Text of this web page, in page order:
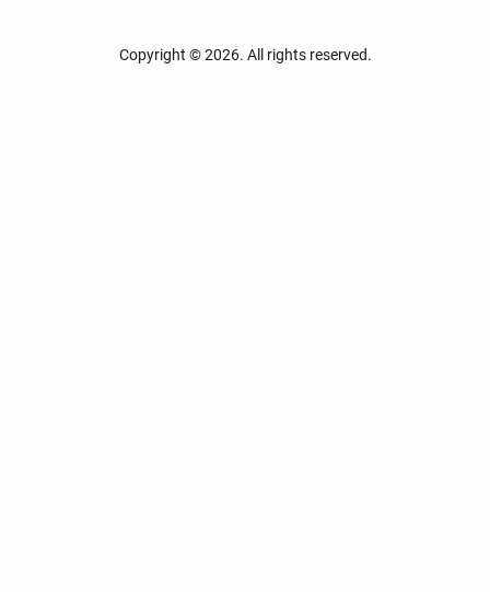
Copyright © 2026. All rights reserved.